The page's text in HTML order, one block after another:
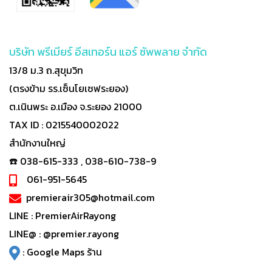
บริษัท พรีเมียร์ อีสเทอร์น แอร์ ซัพพลาย จำกัด
13/8 ม.3 ถ.สุขุมวิท
(ตรงข้าม รร.เซ็นโยเซฟระยอง)
ต.เนินพระ อ.เมือง จ.ระยอง 21000
TAX ID : 0215540002022
สำนักงานใหญ่
☎️ 038-615-333 , 038-610-738-9
061-951-5645
premierair305@hotmail.com
LINE : PremierAirRayong
LINE@ : @premier.rayong
: Google Maps ร้าน